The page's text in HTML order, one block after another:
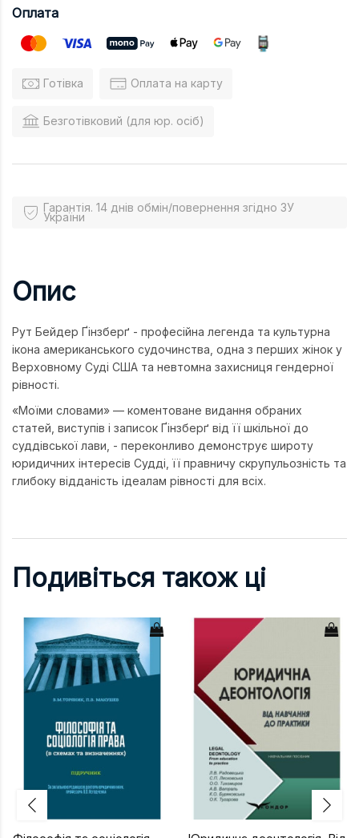
Оплата
Готівка Оплата на карту
Безготівковий (для юр. осіб)
Гарантія. 14 днів обмін/повернення згідно ЗУ
України
Опис
Рут Бейдер Ґінзберґ - професійна легенда та культурна
ікона американського судочинства, одна з перших жінок у
Верховному Суді США та невтомна захисниця гендерної
рівності.
«Моїми словами» — коментоване видання обраних
статей, виступів і записок Ґінзберґ від її шкільної до
суддівської лави, - переконливо демонструє широту
юридичних інтересів Судді, її правничу скрупульозність та
глибоку відданість ідеалам рівності для всіх.
Подивіться також ці